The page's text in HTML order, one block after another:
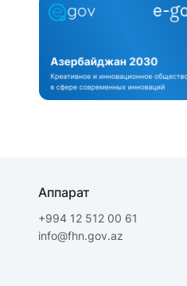
Аппарат
+994 12 512 00 61
info@fhn.gov.az